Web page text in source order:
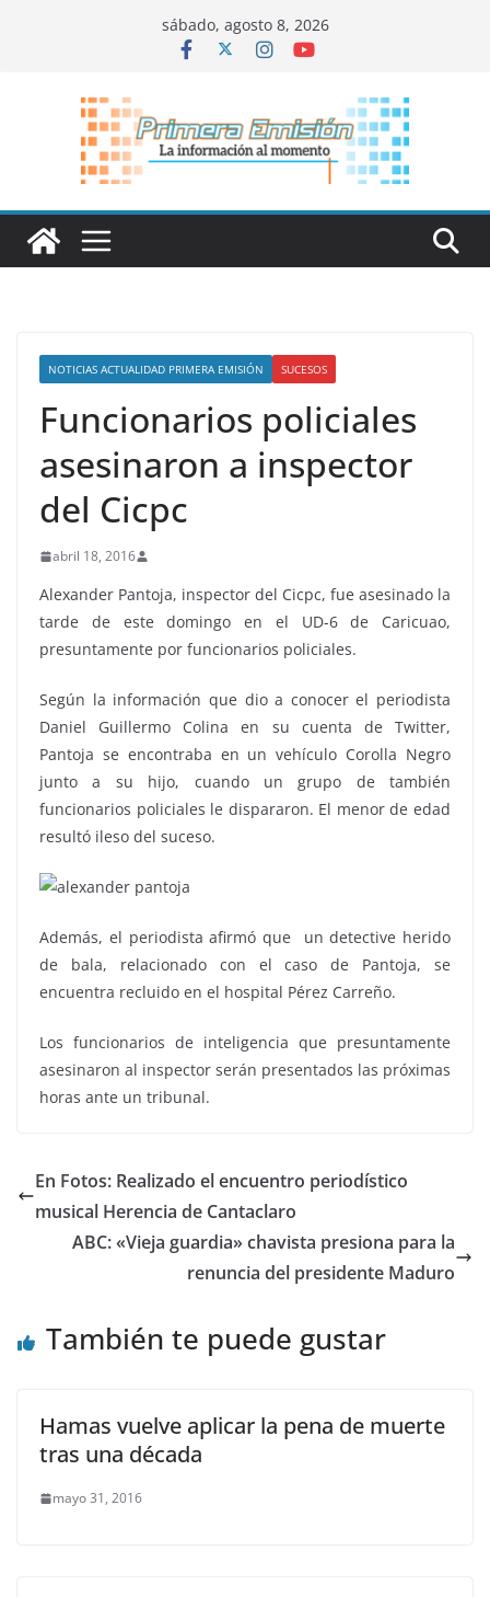
sábado, agosto 8, 2026
NOTICIAS ACTUALIDAD PRIMERA EMISIÓN SUCESOS
Funcionarios policiales
asesinaron a inspector
del Cicpc
abril 18, 2016
Alexander Pantoja, inspector del Cicpc, fue asesinado la
tarde de este domingo en el UD-6 de Caricuao,
presuntamente por funcionarios policiales.
Según la información que dio a conocer el periodista
Daniel Guillermo Colina en su cuenta de Twitter,
Pantoja se encontraba en un vehículo Corolla Negro
junto a su hijo, cuando un grupo de también
funcionarios policiales le dispararon. El menor de edad
resultó ileso del suceso.
Además, el periodista afirmó que un detective herido
de bala, relacionado con el caso de Pantoja, se
encuentra recluido en el hospital Pérez Carreño.
Los funcionarios de inteligencia que presuntamente
asesinaron al inspector serán presentados las próximas
horas ante un tribunal.
En Fotos: Realizado el encuentro periodístico
musical Herencia de Cantaclaro
ABC: «Vieja guardia» chavista presiona para la
renuncia del presidente Maduro
También te puede gustar
Hamas vuelve aplicar la pena de muerte
tras una década
mayo 31, 2016